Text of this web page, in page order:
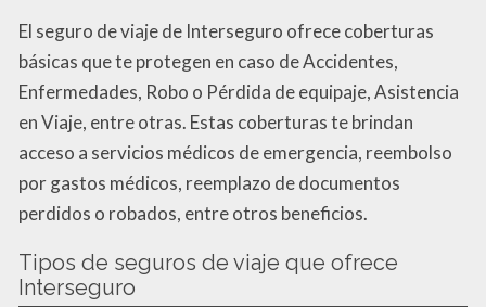
El seguro de viaje de Interseguro ofrece coberturas
básicas que te protegen en caso de Accidentes,
Enfermedades, Robo o Pérdida de equipaje, Asistencia
en Viaje, entre otras. Estas coberturas te brindan
acceso a servicios médicos de emergencia, reembolso
por gastos médicos, reemplazo de documentos
perdidos o robados, entre otros beneficios.
Tipos de seguros de viaje que ofrece
Interseguro